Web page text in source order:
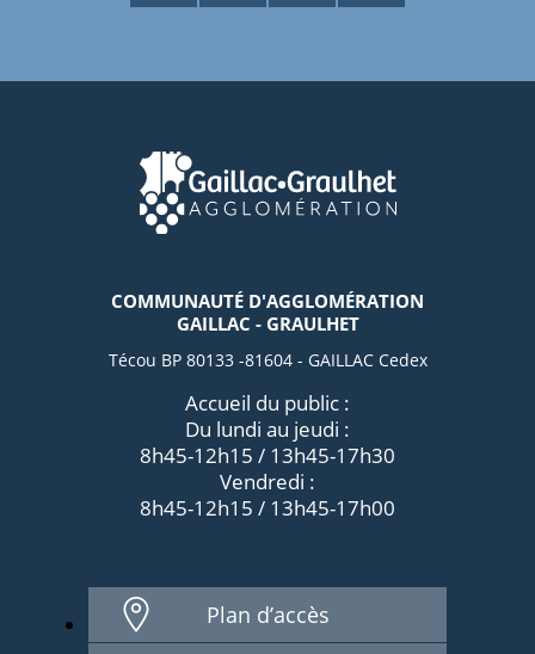
COMMUNAUTÉ D'AGGLOMÉRATION
GAILLAC - GRAULHET
Técou BP 80133 -81604 - GAILLAC Cedex
Accueil du public :
Du lundi au jeudi :
8h45-12h15 / 13h45-17h30
Vendredi :
8h45-12h15 / 13h45-17h00
Plan d’accès